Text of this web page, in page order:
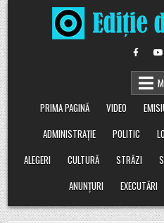
Skip
to
content
PRIMA PAGINĂ
VIDEO
ADMINISTRAȚIE
POLITIC
ALEGERI
CULTURĂ STRĂZI
ANUNȚURI
EXECUTĂRI